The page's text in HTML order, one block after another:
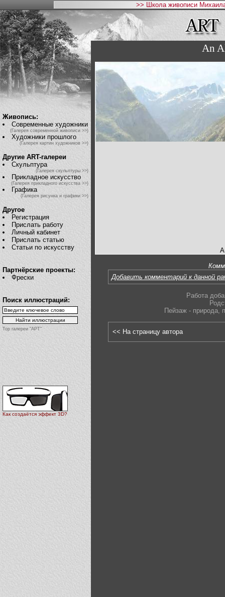
>> Школа живописи
Живопись:
Современные художники
(Галерея современной живописи >>)
Художники прошлого
(Галерея картин художников >>)
Другие ART-галереи
Скульптура
(Галерея скульптуры >>)
Прикладное искусство
(Галерея прикладного искусства >>)
Графика
(Галерея рисунка и графики >>)
Другое
Регистрация
Прислать работу
Личный кабинет
Прислать статью
Статьи по искусству
Партнёрские проекты:
Фрески
Поиск иллюстраций:
Top галереи "АРТ"
Как создаётся эффект 3D?
An
Добавить комментарий к данной
Работа
Пейзаж - природа,
<< На страницу автора